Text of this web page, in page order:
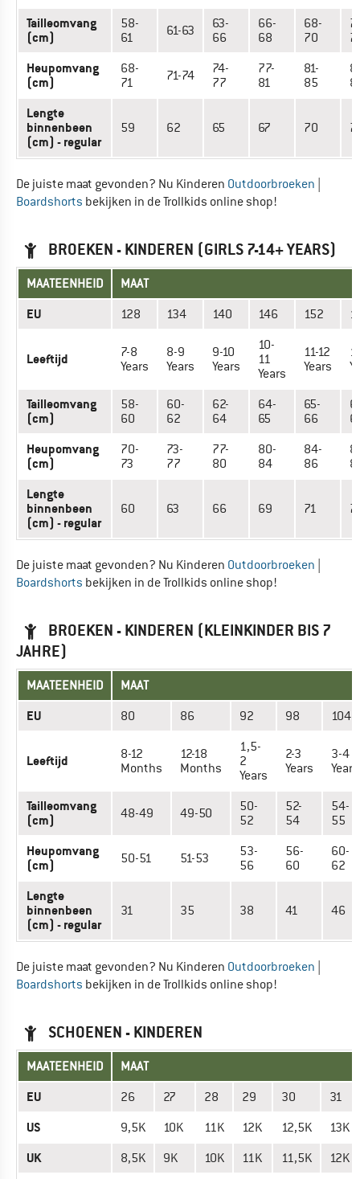
Tailleomvang
(cm)
58-
61
61-63
63-
66
66-
68
68-
70
Heupomvang
(cm)
68-
71
71-74
74-
77
77-
81
81-
85
Lengte
binnenbeen
(cm) - regular
59 62 65 67 70
De juiste maat gevonden? Nu Kinderen Outdoorbroeken
Boardshorts bekijken in de Trollkids online shop!
BROEKEN - KINDEREN (GIRLS 7-14+ YEARS)
MAATEENHEID MAAT
EU 128 134 140 146 152
Leeftijd
7-8
Years
8-9
Years
9-10
Years
10-
11
Years
11-12
Years
Tailleomvang
(cm)
58-
60
60-
62
62-
64
64-
65
65-
66
Heupomvang
(cm)
70-
73
73-
77
77-
80
80-
84
84-
86
Lengte
binnenbeen
(cm) - regular
60 63 66 69 71
De juiste maat gevonden? Nu Kinderen Outdoorbroeken
Boardshorts bekijken in de Trollkids online shop!
BROEKEN - KINDEREN (KLEINKINDER BIS 7
JAHRE)
MAATEENHEID MAAT
EU 80 86 92 98 104
Leeftijd
8-12
Months
12-18
Months
1,5-
2
Years
2-3
Years
3-4
Years
Tailleomvang
(cm)
48-49 49-50
50-
52
52-
54
54-
55
Heupomvang
(cm)
50-51 51-53
53-
56
56-
60
60-
62
Lengte
binnenbeen
(cm) - regular
31 35 38 41 46
De juiste maat gevonden? Nu Kinderen Outdoorbroeken
Boardshorts bekijken in de Trollkids online shop!
SCHOENEN - KINDEREN
MAATEENHEID MAAT
EU 26 27 28 29 30 31
US 9,5K 10K 11K 12K 12,5K 13K
UK 8,5K 9K 10K 11K 11,5K 12K